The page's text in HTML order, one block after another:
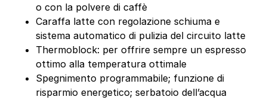
o con la polvere di caffè
Caraffa latte con regolazione schiuma e
sistema automatico di pulizia del circuito latte
Thermoblock: per offrire sempre un espresso
ottimo alla temperatura ottimale
Spegnimento programmabile; funzione di
risparmio energetico; serbatoio dell’acqua